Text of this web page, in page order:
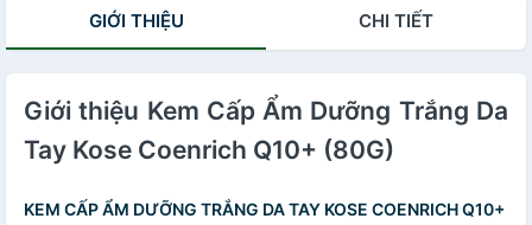
GIỚI THIỆU CHI TIẾT
Giới thiệu Kem Cấp Ẩm Dưỡng Trắng Da
Tay Kose Coenrich Q10+ (80G)
KEM CẤP ẨM DƯỠNG TRẮNG DA TAY KOSE COENRICH Q10+